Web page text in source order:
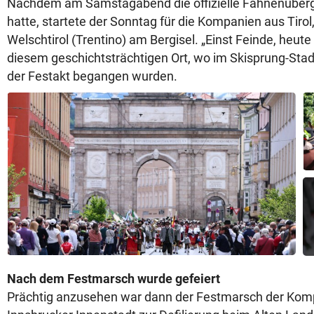
Nachdem am Samstagabend die offizielle
hatte, startete der Sonntag für die Kompanien aus
Welschtirol (Trentino) am Bergisel. „Einst Feinde, heute
diesem geschichtsträchtigen Ort, wo im Skisprung-
der Festakt begangen wurden.
Nach dem Festmarsch wurde gefeiert
Prächtig anzusehen war dann der Festmarsch der